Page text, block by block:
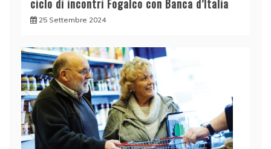
ciclo di incontri Fogalco con Banca d’Italia
25 Settembre 2024